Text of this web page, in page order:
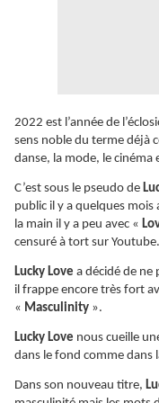
2022 est l’année de
sens noble du terme déjà
danse, la mode, le cinéma
C’est sous le pseudo de
public il y a quelques mois
la main il y a peu avec «
censuré à tort sur Youtube.
Lucky Love a décidé de ne
il frappe encore très fort
« Masculinity ».
Lucky Love nous cueille
dans le fond comme dans
Dans son nouveau titre,